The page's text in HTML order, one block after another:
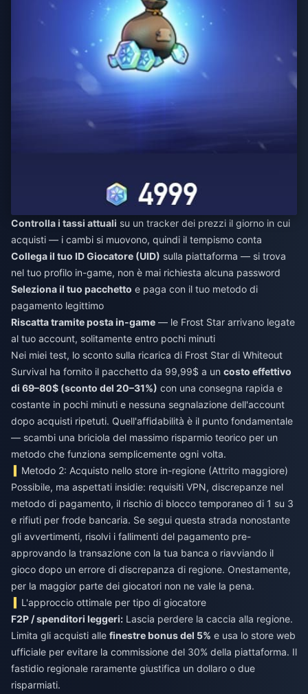
Controlla i tassi attuali su un tracker dei prezzi il giorno in cui
acquisti — i cambi si muovono, quindi il tempismo conta
Collega il tuo ID Giocatore (UID) sulla piattaforma — si trova
nel tuo profilo in-game, non è mai richiesta alcuna password
Seleziona il tuo pacchetto e paga con il tuo metodo di
pagamento legittimo
Riscatta tramite posta in-game — le Frost Star arrivano legate
al tuo account, solitamente entro pochi minuti
Nei miei test, lo sconto sulla ricarica di Frost Star di Whiteout
Survival ha fornito il pacchetto da 99,99$ a un costo effettivo
di 69–80$ (sconto del 20–31%) con una consegna rapida e
costante in pochi minuti e nessuna segnalazione dell'account
dopo acquisti ripetuti. Quell'affidabilità è il punto fondamentale
— scambi una briciola del massimo risparmio teorico per un
metodo che funziona semplicemente ogni volta.
Metodo 2: Acquisto nello store in-regione (Attrito maggiore)
Possibile, ma aspettati insidie: requisiti VPN, discrepanze nel
metodo di pagamento, il rischio di blocco temporaneo di 1 su 3
e rifiuti per frode bancaria. Se segui questa strada nonostante
gli avvertimenti, risolvi i fallimenti del pagamento pre-
approvando la transazione con la tua banca o riavviando il
gioco dopo un errore di discrepanza di regione. Onestamente,
per la maggior parte dei giocatori non ne vale la pena.
L'approccio ottimale per tipo di giocatore
F2P / spenditori leggeri: Lascia perdere la caccia alla regione.
Limita gli acquisti alle finestre bonus del 5% e usa lo store web
ufficiale per evitare la commissione del 30% della piattaforma. Il
fastidio regionale raramente giustifica un dollaro o due
risparmiati.